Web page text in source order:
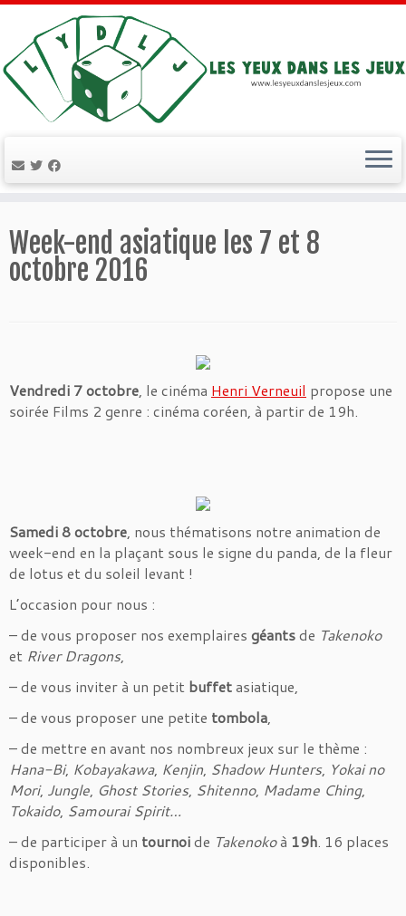
au
contenu
Week-end asiatique les 7 et 8
octobre 2016
Vendredi 7 octobre, le cinéma Henri Verneuil propose une
soirée Films 2 genre : cinéma coréen, à partir de 19h.
Samedi 8 octobre, nous thématisons notre animation de
week-end en la plaçant sous le signe du panda, de la fleur
de lotus et du soleil levant !
L’occasion pour nous :
– de vous proposer nos exemplaires géantsde Takenoko
et River Dragons,
– de vous inviter à un petit buffetasiatique,
– de vous proposer une petite tombola,
– de mettre en avant nos nombreux jeux sur le thème :
Hana-Bi, Kobayakawa, Kenjin, Shadow Hunters, Yokai no
Mori, Jungle, Ghost Stories, Shitenno, Madame Ching,
Tokaido, Samourai Spirit…
– de participer à un tournoide Takenokoà 19h. 16 places
disponibles.